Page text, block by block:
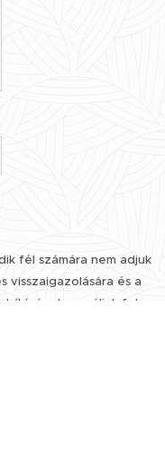
fél számára nem adjuk
visszaigazolására és a
használjuk fel.